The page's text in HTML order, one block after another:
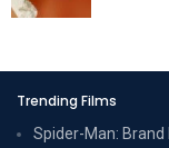
Trending Films
Spider-Man: Brand